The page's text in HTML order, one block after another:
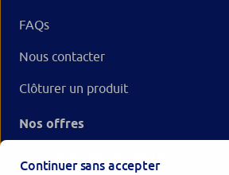
FAQs
Nous contacter
Clôturer un produit
Nos offres
Continuer sans accepter